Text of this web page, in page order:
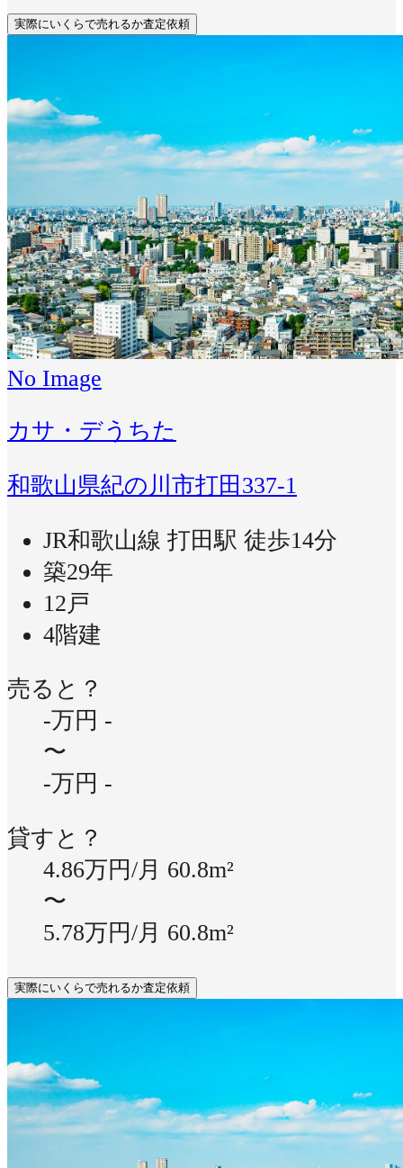
実際にいくらで売れるか査定依頼
No Image
カサ・デうちた
和歌山県紀の川市打田337-1
JR和歌山線 打田駅 徒歩14分
築29年
12戸
4階建
売ると？
-万円 -
〜
-万円 -
貸すと？
4.86万円/月 60.8m²
〜
5.78万円/月 60.8m²
実際にいくらで売れるか査定依頼